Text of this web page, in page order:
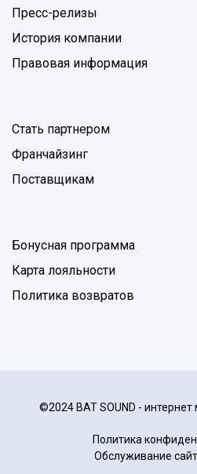
Пресс-релизы
История компании
Правовая информация
Стать партнером
Франчайзинг
Поставщикам
Бонусная программа
Карта лояльности
Политика возвратов
©2024 BAT SOUND -
Политика
Обслуживание